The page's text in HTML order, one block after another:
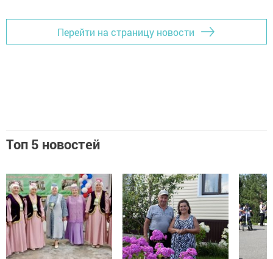
Перейти на страницу новости
Топ 5 новостей